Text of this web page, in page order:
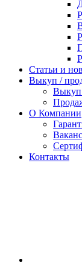
Статьи и
Выкуп /
Выкуп
О Компании
Контакты